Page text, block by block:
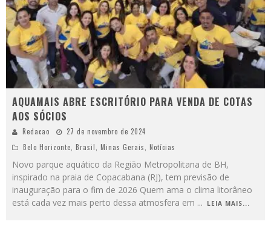
AQUAMAIS ABRE ESCRITÓRIO PARA VENDA DE COTAS
AOS SÓCIOS
Redacao
27 de novembro de 2024
Belo Horizonte, Brasil, Minas Gerais, Notícias
Novo parque aquático da Região Metropolitana de BH,
inspirado na praia de Copacabana (RJ), tem previsão de
inauguração para o fim de 2026 Quem ama o clima litorâneo
está cada vez mais perto dessa atmosfera em ... LEIA MAIS...